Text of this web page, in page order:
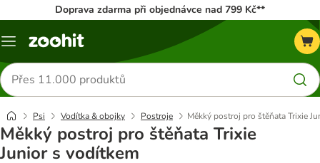
Doprava zdarma při objednávce nad 799 Kč**
Menu
Hledat
produkty
Psi Vodítka & obojky Postroje Měkký postroj pro štěňata Trixie
Měkký postroj pro štěňata Trixie
Junior s vodítkem